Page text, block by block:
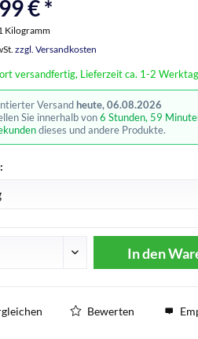
€ *
Kilogramm
zzgl. Versandkosten
versandfertig, Lieferzeit ca. 1-2
Versand heute, 06.08.2026
Sie innerhalb von6 Stunden, 59
dieses und andere Produkte.
In den
Bewerten